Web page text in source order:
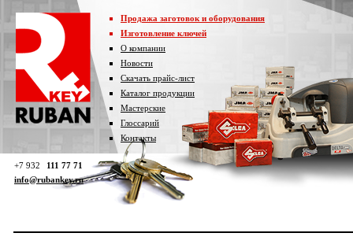
+7 932
111 77 71
info@rubankey.ru
Продажа заготовок и оборудования
Изготовление ключей
О компании
Новости
Скачать прайс-лист
Каталог продукции
Мастерские
Глоссарий
Контакты